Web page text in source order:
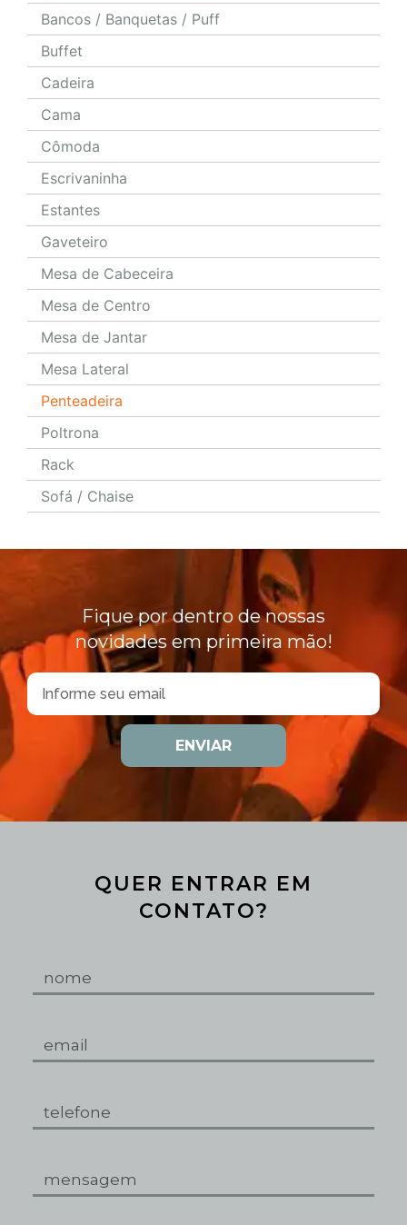
Bancos / Banquetas / Puff
Buffet
Cadeira
Cama
Cômoda
Escrivaninha
Estantes
Gaveteiro
Mesa de Cabeceira
Mesa de Centro
Mesa de Jantar
Mesa Lateral
Penteadeira
Poltrona
Rack
Sofá / Chaise
Fique por dentro de nossas
novidades em primeira mão!
ENVIAR
QUER ENTRAR EM
CONTATO?